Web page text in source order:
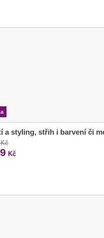
a styling, střih i barvení či
Kč